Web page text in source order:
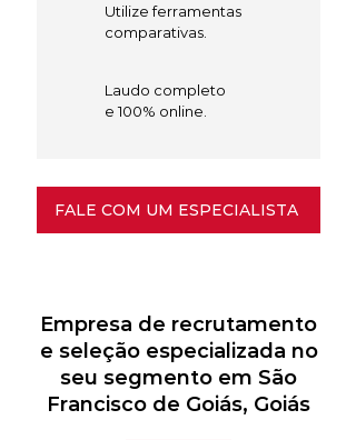
Utilize ferramentas
comparativas.
Laudo completo
e 100% online.
FALE COM UM ESPECIALISTA
Empresa de recrutamento
e seleção especializada no
seu segmento em São
Francisco de Goiás, Goiás